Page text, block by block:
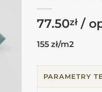
77.50zł
155 zł/m2
PARAMETRY